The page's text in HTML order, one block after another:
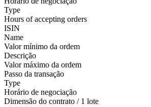
Type
Hours of accepting orders
ISIN
Name
Valor mínimo da ordem
Descrição
Valor máximo da ordem
Passo da transação
Type
Horário de negociação
Dimensão do contrato / 1 lote